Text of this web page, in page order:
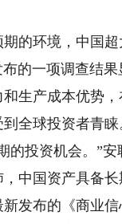
环境，中国超
的一项调查结
生产成本优势
全球投资者青睐
投资机会。”安
中国资产具备长
布的《商业信